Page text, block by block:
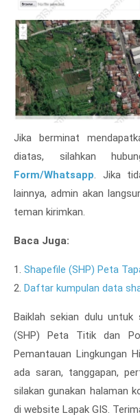
Jika berminat
diatas, silahkan
Form/Whatsapp. Jika
lainnya, admin akan
teman kirimkan.
Baca Juga:
1. Shapefile (SHP) Peta
2. Daftar kumpulan data
Baiklah sekian dulu untuk
(SHP) Peta Titik dan
Pemantauan Lingkungan
ada saran, tanggapan,
silakan gunakan halaman
di website Lapak GIS.